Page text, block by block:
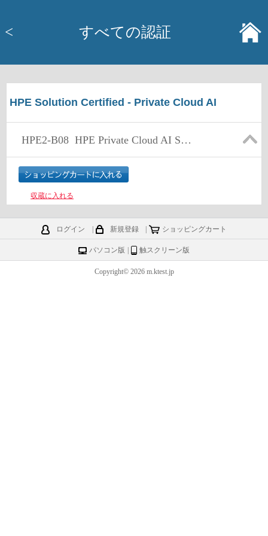
< すべての認証
HPE Solution Certified - Private Cloud AI
HPE2-B08 HPE Private Cloud AI Solutions
収蔵に入れる
ログイン 新規登録 ショッピングカート
パソコン版 触スクリーン版
Copyright© 2026 m.ktest.jp